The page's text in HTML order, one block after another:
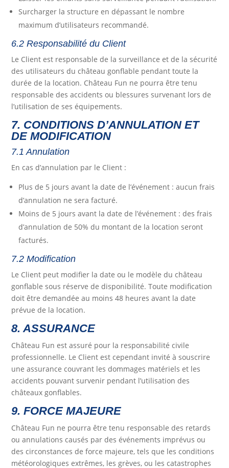
Surcharger la structure en dépassant le nombre
maximum d’utilisateurs recommandé.
6.2 Responsabilité du Client
Le Client est responsable de la surveillance et de la sécurité
des utilisateurs du château gonflable pendant toute la
durée de la location. Château Fun ne pourra être tenu
responsable des accidents ou blessures survenant lors de
l’utilisation de ses équipements.
7. CONDITIONS D’ANNULATION ET
DE MODIFICATION
7.1 Annulation
En cas d’annulation par le Client :
Plus de 5 jours avant la date de l’événement : aucun frais
d’annulation ne sera facturé.
Moins de 5 jours avant la date de l’événement : des frais
d’annulation de 50% du montant de la location seront
facturés.
7.2 Modification
Le Client peut modifier la date ou le modèle du château
gonflable sous réserve de disponibilité. Toute modification
doit être demandée au moins 48 heures avant la date
prévue de la location.
8. ASSURANCE
Château Fun est assuré pour la responsabilité civile
professionnelle. Le Client est cependant invité à souscrire
une assurance couvrant les dommages matériels et les
accidents pouvant survenir pendant l’utilisation des
châteaux gonflables.
9. FORCE MAJEURE
Château Fun ne pourra être tenu responsable des retards
ou annulations causés par des événements imprévus ou
des circonstances de force majeure, tels que les conditions
météorologiques extrêmes, les grèves, ou les catastrophes